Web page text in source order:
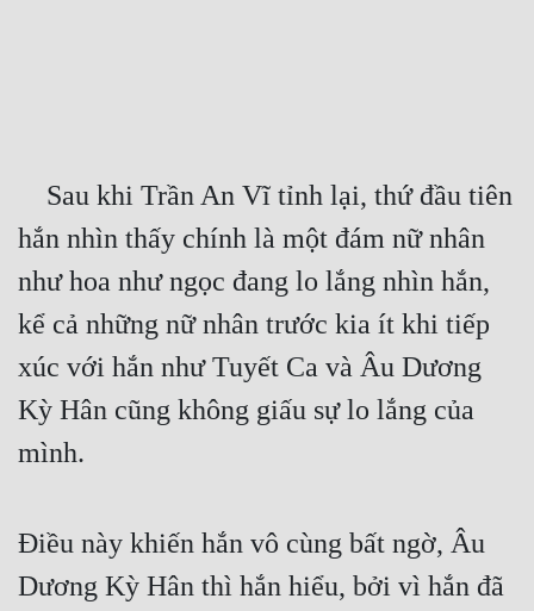
Truyện Convert
Truyện Dịch
Truyện Nhập Môn
Truyện ngắn
hắn nhìn thấy chính là một đám nữ nhân
như hoa như ngọc đang lo lắng nhìn hắn,
kể cả những nữ nhân trước kia ít khi tiếp
xúc với hắn như Tuyết Ca và Âu Dương
Kỳ Hân cũng không giấu sự lo lắng của
mình.
Điều này khiến hắn vô cùng bất ngờ, Âu
Dương Kỳ Hân thì hắn hiểu, bởi vì hắn đã